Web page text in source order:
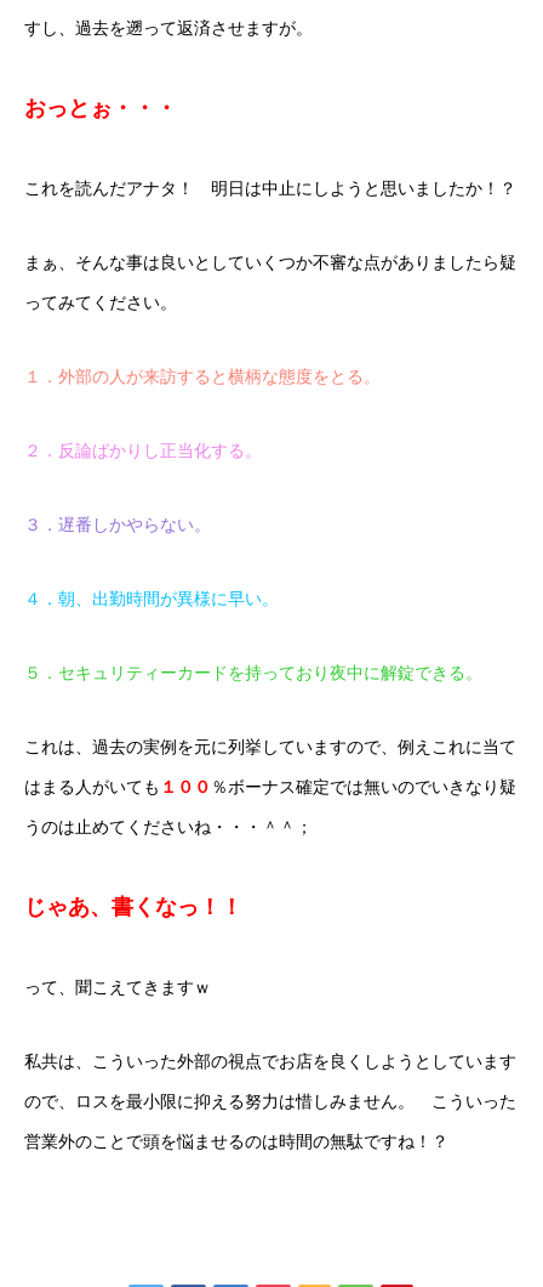
すし、過去を遡って返済させますが。
おっとぉ・・・
これを読んだアナタ！ 明日は中止にしようと思いましたか！？
まぁ、そんな事は良いとしていくつか不審な点がありましたら疑
ってみてください。
１．外部の人が来訪すると横柄な態度をとる。
２．反論ばかりし正当化する。
３．遅番しかやらない。
４．朝、出勤時間が異様に早い。
５．セキュリティーカードを持っており夜中に解錠できる。
これは、過去の実例を元に列挙していますので、例えこれに当て
はまる人がいても １００ ％ボーナス確定では無いのでいきなり疑
うのは止めてくださいね・・・＾＾；
じゃあ、書くなっ！！
って、聞こえてきますｗ
私共は、こういった外部の視点でお店を良くしようとしています
ので、ロスを最小限に抑える努力は惜しみません。 こういった
営業外のことで頭を悩ませるのは時間の無駄ですね！？